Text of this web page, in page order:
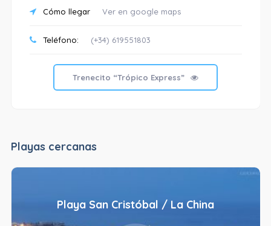
Cómo llegar Ver en google maps
Teléfono: (+34) 619551803
Trenecito “Trópico Express”
Playas cercanas
Playa San Cristóbal / La China